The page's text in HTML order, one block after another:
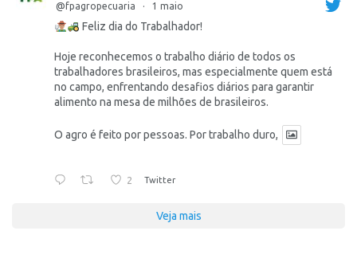
@fpagropecuaria · 1 maio
Feliz dia do Trabalhador!
Hoje reconhecemos o trabalho diário de todos os
trabalhadores brasileiros, mas especialmente quem está
no campo, enfrentando desafios diários para garantir
alimento na mesa de milhões de brasileiros.
O agro é feito por pessoas. Por trabalho duro,
2 Twitter
Veja mais